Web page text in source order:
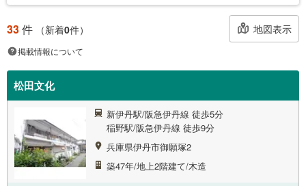
33件 （新着0件） 地図表示
掲載情報について
松田文化
新伊丹駅/阪急伊丹線 徒歩5分
稲野駅/阪急伊丹線 徒歩9分
兵庫県伊丹市御願塚2
築47年/地上2階建て/木造